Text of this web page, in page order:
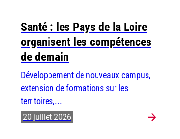
Santé : les Pays de la Loire
organisent les compétences
de demain
Développement de nouveaux campus,
extension de formations sur les
territoires,...
20 juillet 2026